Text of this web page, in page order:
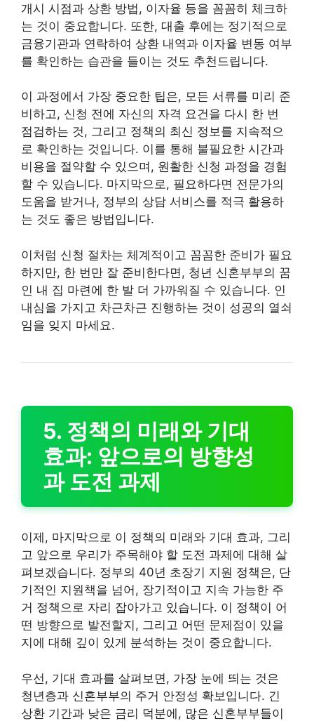
개시 시점과 상환 방법, 이자율 등을 꼼꼼히 체크하
는 것이 중요합니다. 또한, 대출 후에는 정기적으로
금융기관과 연락하여 상환 내역과 이자율 변동 여부
를 확인하는 습관을 들이는 것도 추천드립니다.
이 과정에서 가장 중요한 팁은, 모든 서류를 미리 준
비하고, 신청 전에 자신의 자격 요건을 다시 한 번
점검하는 것, 그리고 정책의 최신 정보를 지속적으
로 확인하는 것입니다. 이를 통해 불필요한 시간과
비용을 절약할 수 있으며, 원활한 신청 과정을 경험
할 수 있습니다. 마지막으로, 필요하다면 전문가의
도움을 받거나, 정부의 상담 서비스를 적극 활용하
는 것도 좋은 방법입니다.
이처럼 신청 절차는 체계적이고 꼼꼼한 준비가 필요
하지만, 한 번만 잘 준비한다면, 청년 신혼부부의 꿈
인 내 집 마련에 한 발 더 가까워질 수 있습니다. 인
내심을 가지고 차근차근 진행하는 것이 성공의 열쇠
임을 잊지 마세요.
5. 정책의 미래와 기대
효과: 앞으로의 방향성
과 도전 과제
이제, 마지막으로 이 정책의 미래와 기대 효과, 그리
고 앞으로 우리가 주목해야 할 도전 과제에 대해 살
펴보겠습니다. 정부의 40년 초장기 지원 정책은, 단
기적인 지원책을 넘어, 장기적이고 지속 가능한 주
거 정책으로 자리 잡아가고 있습니다. 이 정책이 어
떤 방향으로 발전할지, 그리고 어떤 문제점이 있을
지에 대해 깊이 있게 분석하는 것이 중요합니다.
우선, 기대 효과를 살펴보면, 가장 눈에 띄는 것은
청년층과 신혼부부의 주거 안정성 확보입니다. 긴
상환 기간과 낮은 금리 덕분에, 많은 신혼부부들이